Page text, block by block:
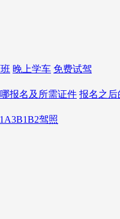
晚上学车 免费试驾
报名及所需证件 报名之后
驾照